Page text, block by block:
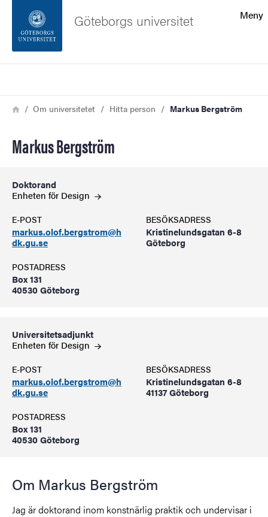
Sidfoten
Meny
Göteborgs universitet
Länkstig
HemOm universitetet Hitta person Markus Bergström
Markus Bergström
Doktorand
Enheten förDesign
E-POST
markus.olof.bergstrom@h
dk.gu.se
BESÖKSADRESS
Kristinelundsgatan 6-8
Göteborg
POSTADRESS
Box 131
40530 Göteborg
Universitetsadjunkt
Enheten förDesign
E-POST
markus.olof.bergstrom@h
dk.gu.se
BESÖKSADRESS
Kristinelundsgatan 6-8
41137 Göteborg
POSTADRESS
Box 131
40530 Göteborg
Om Markus Bergström
Jag är doktorand inom konstnärlig praktik och undervisar i